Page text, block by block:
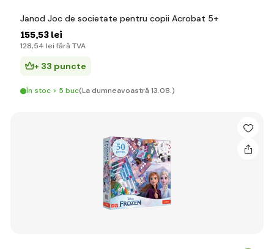
Janod Joc de societate pentru copii Acrobat 5+
155,53 lei
128,54 lei fără TVA
+ 33 puncte
În stoc > 5 buc(La dumneavoastră 13.08.)